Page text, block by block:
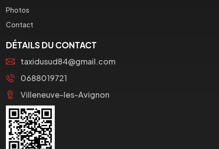
Photos
Contact
DÉTAILS DU CONTACT
taxidusud84@gmail.com
0688019721
Villeneuve-les-Avignon